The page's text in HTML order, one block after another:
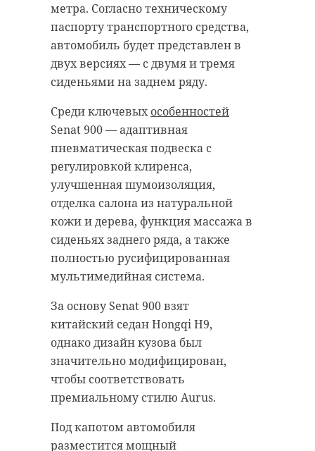
метра. Согласно техническому
паспорту транспортного средства,
автомобиль будет представлен в
двух версиях — с двумя и тремя
сиденьями на заднем ряду.
Среди ключевых особенностей
Senat 900 — адаптивная
пневматическая подвеска с
регулировкой клиренса,
улучшенная шумоизоляция,
отделка салона из натуральной
кожи и дерева, функция массажа в
сиденьях заднего ряда, а также
полностью русифицированная
мультимедийная система.
За основу Senat 900 взят
китайский седан Hongqi H9,
однако дизайн кузова был
значительно модифицирован,
чтобы соответствовать
премиальному стилю Aurus.
Под капотом автомобиля
разместится мощный